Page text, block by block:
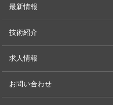
最新情報
技術紹介
求人情報
お問い合わせ